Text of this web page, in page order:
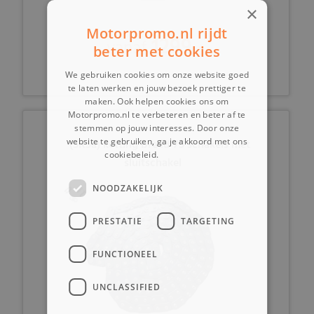
vanaf1299,-
(5K5a) ketting breed 75 schakels met
sluitschakel
×
Motorpromo.nl rijdt
beter met cookies
We gebruiken cookies om onze website goed
te laten werken en jouw bezoek prettiger te
maken. Ook helpen cookies ons om
Motorpromo.nl te verbeteren en beter af te
stemmen op jouw interesses. Door onze
website te gebruiken, ga je akkoord met ons
cookiebeleid.
NOODZAKELIJK
PRESTATIE TARGETING
FUNCTIONEEL
UNCLASSIFIED